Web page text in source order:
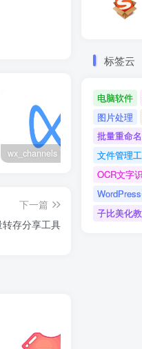
下一篇
存分享工具
标签云
电脑软件
图片处理
批量重命
文件管理
OCR文字
子比美化